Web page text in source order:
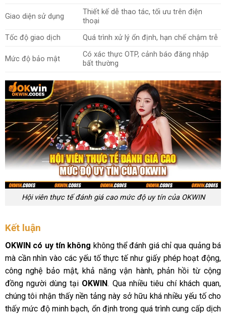
Giao diện sử dụng
Thiết kế dễ thao tác, tối ưu trên điện
thoại
Tốc độ giao dịch
Quá trình xử lý ổn định, hạn chế chậm trễ
Mức độ bảo mật
Có xác thực OTP, cảnh báo đăng nhập
bất thường
Hội viên thực tế đánh giá cao mức độ uy tín của OKWIN
Kết luận
OKWIN có uy tín không không thể đánh giá chỉ qua quảng bá
mà cần nhìn vào các yếu tố thực tế như giấy phép hoạt động,
công nghệ bảo mật, khả năng vận hành, phản hồi từ cộng
đồng người dùng tại OKWIN. Qua nhiều tiêu chí khách quan,
chúng tôi nhận thấy nền tảng này sở hữu khá nhiều yếu tố cho
thấy mức độ minh bạch, ổn định trong quá trình cung cấp dịch